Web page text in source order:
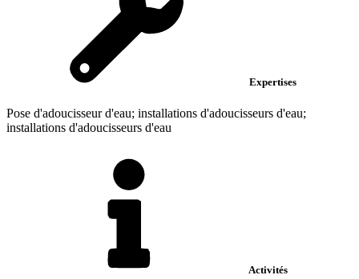
Expertises
Pose d'adoucisseur d'eau; installations d'adoucisseurs d'eau;
installations d'adoucisseurs d'eau
Activités